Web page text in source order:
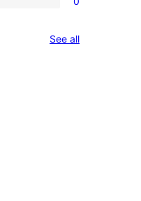
See allreviews